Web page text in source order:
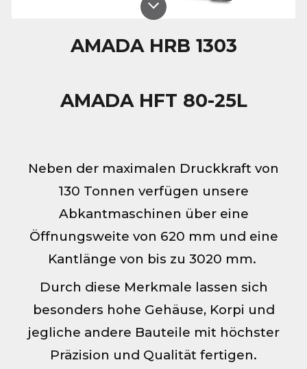
AMADA HRB 1303
AMADA HFT 80-25L
Neben der maximalen Druckkraft von
130 Tonnen verfügen unsere
Abkantmaschinen über eine
Öffnungsweite von 620 mm und eine
Kantlänge von bis zu 3020 mm.
Durch diese Merkmale lassen sich
besonders hohe Gehäuse, Korpi und
jegliche andere Bauteile mit höchster
Präzision und Qualität fertigen.